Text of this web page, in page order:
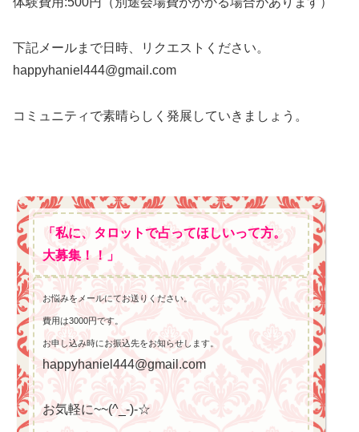
下記メールまで日時、リクエストください。
happyhaniel444@gmail.com
コミュニティで素晴らしく発展していきましょう。
「私に、タロットで占ってほしいって方。
大募集！！」
お悩みをメールにてお送りください。
費用は3000円です。
お申し込み時にお振込先をお知らせします。
happyhaniel444@gmail.com
お気軽に~~(^_-)-☆